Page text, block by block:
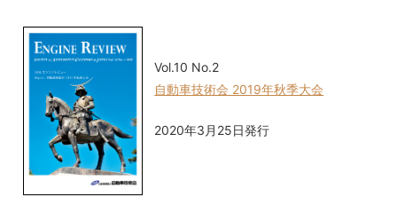
Vol.10 No.2
自動車技術会 2019年秋季大会
2020年3月25日発行